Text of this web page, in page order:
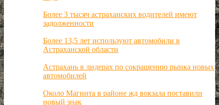
Более 3 тысяч астраханских водителей имеют
задолженности
Более 13,5 лет используют автомобили в
Астраханской области
Астрахань в лидерах по сокращению рынка новых
автомобилей
Около Магнита в районе жд вокзала поставили
новый знак